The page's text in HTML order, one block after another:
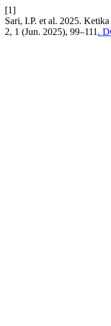
[1]
Sari, I.P. et al. 2025.
2, 1 (Jun. 2025), 99–111 .